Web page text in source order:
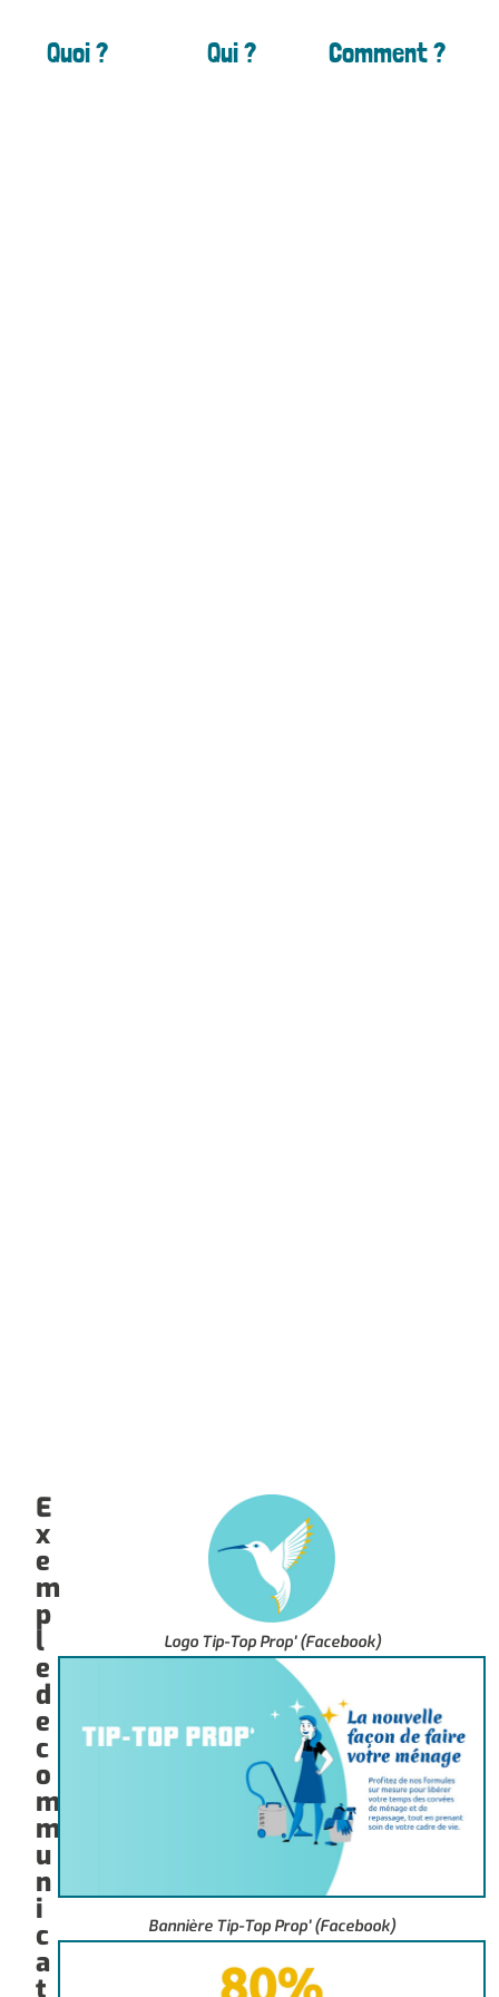
Quoi ? Qui ? Comment ?
E
x
e
m
p
l
e
d
e
c
o
m
m
u
n
i
c
a
t
Logo Tip-Top Prop' (Facebook)
Bannière Tip-Top Prop' (Facebook)